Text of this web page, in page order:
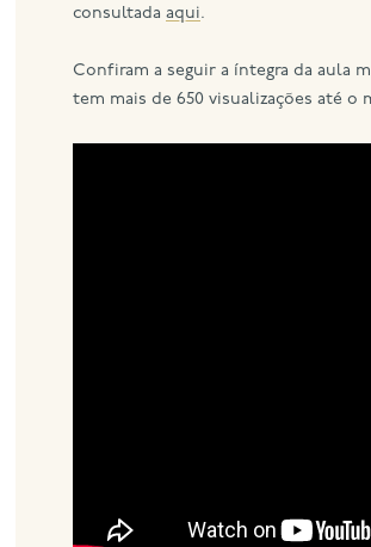
consultadaaqui.
Confiram a seguir a íntegra da aula
tem mais de 650 visualizações até o